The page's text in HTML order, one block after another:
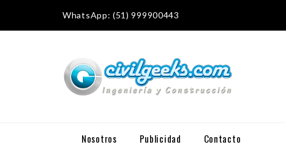
WhatsApp: (51) 999900443
Nosotros Publicidad Contacto